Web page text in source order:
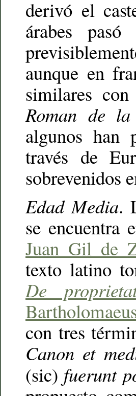
derivó el
árabes
aunque en
similares
Roman de la
algunos han
través de
sobrevenidos
Edad Media.
se encuentra
Juan Gil de
texto latino
De
con tres
Canon et
(sic) fuerunt